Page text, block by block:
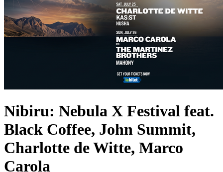
Nibiru: Nebula X Festival feat.
Black Coffee, John Summit,
Charlotte de Witte, Marco
Carola